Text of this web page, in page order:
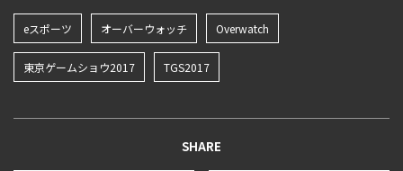
eスポーツ オーバーウォッチ Overwatch
東京ゲームショウ2017 TGS2017
SHARE